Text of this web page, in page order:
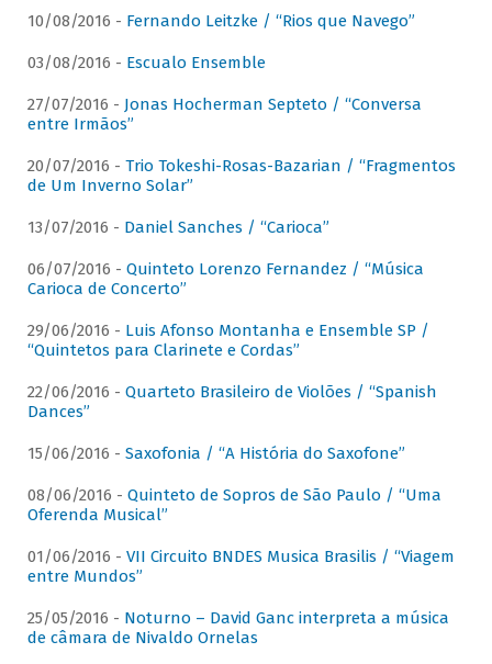
10/08/2016 - Fernando Leitzke / “Rios que Navego”
03/08/2016 - Escualo Ensemble
27/07/2016 - Jonas Hocherman Septeto / “Conversa
entre Irmãos”
20/07/2016 - Trio Tokeshi-Rosas-Bazarian / “Fragmentos
de Um Inverno Solar”
13/07/2016 - Daniel Sanches / “Carioca”
06/07/2016 - Quinteto Lorenzo Fernandez / “Música
Carioca de Concerto”
29/06/2016 - Luis Afonso Montanha e Ensemble SP /
“Quintetos para Clarinete e Cordas”
22/06/2016 - Quarteto Brasileiro de Violões / “Spanish
Dances”
15/06/2016 - Saxofonia / “A História do Saxofone”
08/06/2016 - Quinteto de Sopros de São Paulo / “Uma
Oferenda Musical”
01/06/2016 - VII Circuito BNDES Musica Brasilis / “Viagem
entre Mundos”
25/05/2016 - Noturno – David Ganc interpreta a música
de câmara de Nivaldo Ornelas